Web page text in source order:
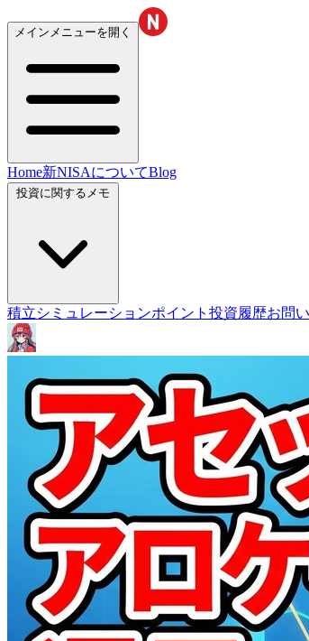
メインメニューを開く
Home新NISAについてBlog
積立シミュレーションポイント投資履歴お問